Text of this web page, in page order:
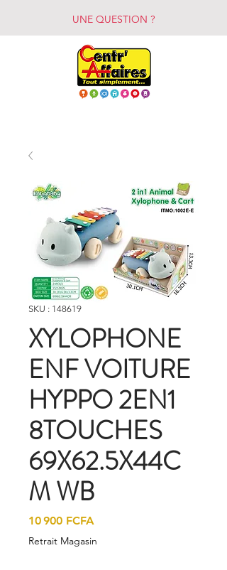
UNE QUESTION ?
SKU : 148619
XYLOPHONE
ENF VOITURE
HYPPO 2EN1
8TOUCHES
69X62.5X44C
M WB
10 900 FCFA
Retrait Magasin